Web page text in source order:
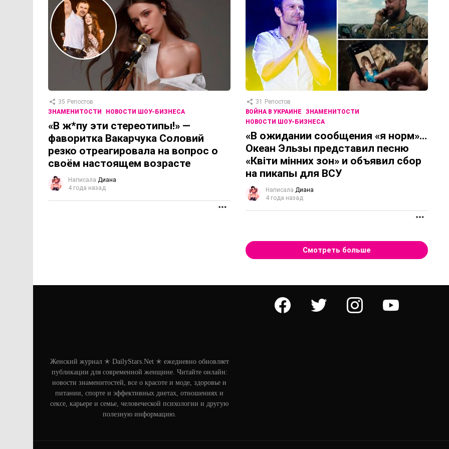
35 Репостов
ЗНАМЕНИТОСТИ
НОВОСТИ ШОУ-БИЗНЕСА
«В ж*пу эти стереотипы!» —
фаворитка Вакарчука Соловий
резко отреагировала на вопрос о
своём настоящем возрасте
Написала Диана
4 года назад
31 Репостов
ВОЙНА В УКРАИНЕ
ЗНАМЕНИТОСТИ
НОВОСТИ ШОУ-БИЗНЕСА
«В ожидании сообщения «я норм»…
Океан Эльзы представил песню
«Квіти мінних зон» и объявил сбор
на пикапы для ВСУ
Написала Диана
4 года назад
Смотреть больше
facebook twitter instagram youtube
Женский журнал ✭ DailyStars.Net ✭ ежедневно обновляет
публикации для современной женщине. Читайте онлайн:
новости знаменитостей, все о красоте и моде, здоровье и
питании, спорте и эффективных диетах, отношениях и
сексе, карьере и семье, человеческой психологии и другую
полезную информацию.